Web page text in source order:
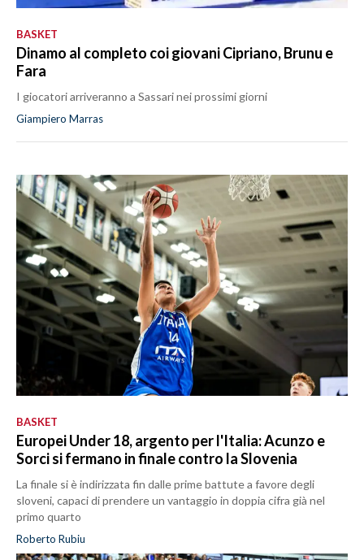
BASKET
Dinamo al completo coi giovani Cipriano, Brunu e
Fara
I giocatori arriveranno a Sassari nei prossimi giorni
Giampiero Marras
BASKET
Europei Under 18, argento per l'Italia: Acunzo e
Sorci si fermano in finale contro la Slovenia
La finale si è indirizzata fin dalle prime battute a favore degli
sloveni, capaci di prendere un vantaggio in doppia cifra già nel
primo quarto
Roberto Rubiu